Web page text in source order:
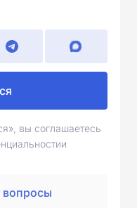
вы соглашаетесь
вопросы